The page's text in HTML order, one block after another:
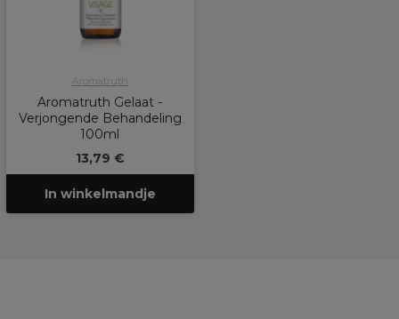
Aromatruth
Aromatruth Gelaat -
Verjongende Behandeling
100ml
13,79 €
In winkelmandje